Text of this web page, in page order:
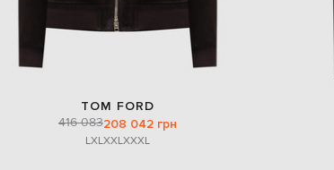
TOM FORD
416 083208 042 грн
LXLXXLXXXL